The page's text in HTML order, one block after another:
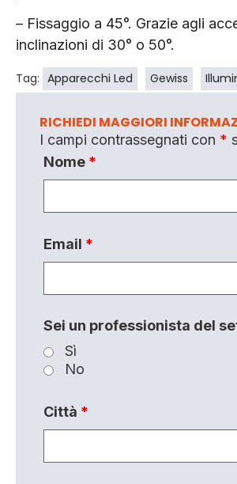
– Fissaggio a 45°. Grazie agli
inclinazioni di 30° o 50°.
Tag: Apparecchi Led Gewiss
RICHIEDI MAGGIORI
I campi contrassegnati con *
Nome *
Email *
Sei un professionista del
Sì
No
Città *